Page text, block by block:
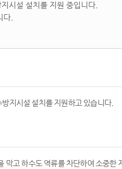
시설 설치를 지원 중입니다.
다.
지시설 설치를 지원하고 있습니다.
막고 하수도 역류를 차단하여 소중한